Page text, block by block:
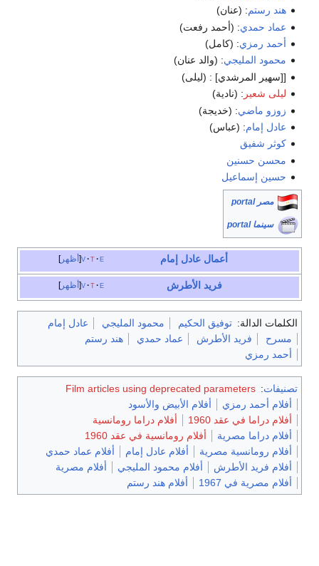
هند رستم: (عنان)
عماد حمدي: (أحمد رفعت)
أحمد رمزي: (كامل)
محمود المليجي: (والد عنان)
[[سهير المرشدي] : (ليلى)
ليلى شعير : (نادية)
زوزو ماضي: (خديجة)
عادل إمام: (عباس)
كوثر شفيق
محسن حسنين
حسين إسماعيل
مصر portal
سينما portal
أظهر v t e أعمال عادل إمام
أظهر v t e فريد الأطرش
الكلمات الدالة: توفيق الحكيم محمود المليجي
عادل إمام
مسرح
فريد الأطرش عماد حمدي
هند رستم
أحمد رمزي
تصنيفات:
Film articles using deprecated parameters
أفلام أحمد رمزي
أفلام الأبيض والأسود
أفلام دراما في عقد 1960
أفلام دراما رومانسية
أفلام دراما مصرية
أفلام رومانسية في عقد 1960
أفلام رومانسية مصرية
أفلام عادل إمام
أفلام عماد حمدي
أفلام فريد الأطرش
أفلام محمود المليجي
أفلام مصرية
أفلام مصرية في 1967
أفلام هند رستم